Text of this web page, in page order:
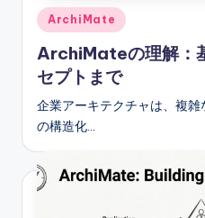
D
g
it
a
l
Posted
in
ArchiMate
ArchiMateの理解：
セプトまで
企業アーキテクチャは、複
の構造化…